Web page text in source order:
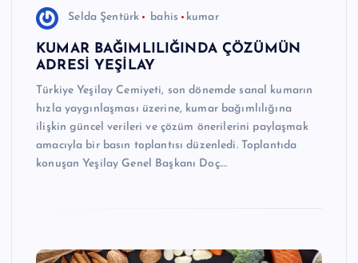
Selda Şentürk bahis kumar
KUMAR BAĞIMLILIĞINDA ÇÖZÜMÜN
ADRESİ YEŞİLAY
Türkiye Yeşilay Cemiyeti, son dönemde sanal kumarın
hızla yaygınlaşması üzerine, kumar bağımlılığına
ilişkin güncel verileri ve çözüm önerilerini paylaşmak
amacıyla bir basın toplantısı düzenledi. Toplantıda
konuşan Yeşilay Genel Başkanı Doç.…